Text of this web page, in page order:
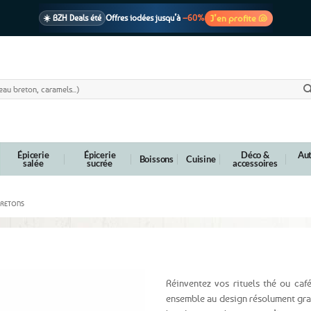
☀️ BZH Deals été Offres iodées jusqu’à –60% J’en profite 🐚
Épicerie
salée
Épicerie
sucrée Boissons Cuisine Déco &
accessoires
Réinventez vos rituels thé ou
ensemble au design résolument